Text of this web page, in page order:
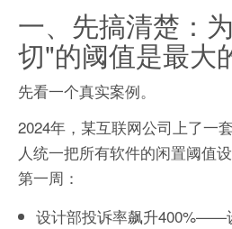
一、先搞清楚：
切"的阈值是最大
先看一个真实案例。
2024年，某互联网公司上了一
人统一把所有软件的闲置阈值
第一周：
设计部投诉率飙升400%——